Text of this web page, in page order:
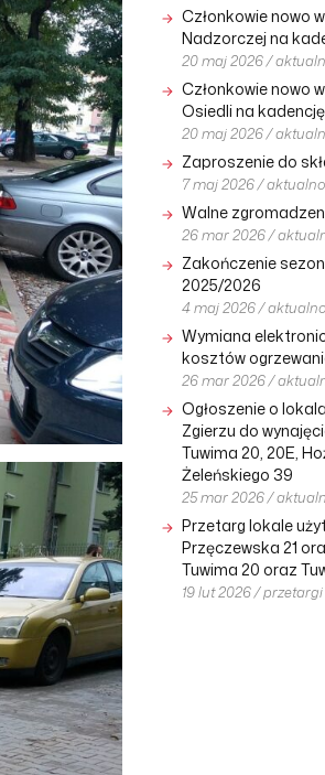
Członkowie nowo
Nadzorczej na
20 maj 2026 /
Członkowie nowo
Osiedli na
20 maj 2026 /
Zaproszenie do
7 maj 2026 /
Walne
26 mar 2026 /
Zakończenie
2025/2026
4 maj 2026 /
Wymiana
kosztów
26 mar 2026 /
Ogłoszenie o
Zgierzu do
Tuwima 20, 20E,
Żeleńskiego 39
25 mar 2026 /
Przetarg lokale
Przęczewska 21
Tuwima 20 oraz
19 lut 2026 / przetargi